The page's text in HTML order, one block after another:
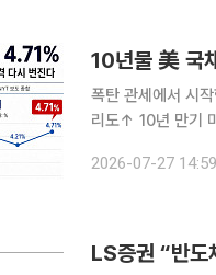
10년물 美 국
폭탄 관세에서 시
리도↑ 10년 만기 미국 국채금리가 도널드 트럼프 2기 행정부 들어 최고 수준으로 올랐다. 국채 금
24일(현지시간) 이
2026-07-27 14:59
LS증권 “반도